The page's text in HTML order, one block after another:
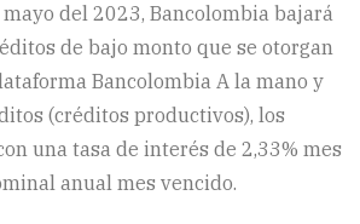
del 2023, Bancolombia bajará
de bajo monto que se otorgan
Bancolombia A la mano y
(créditos productivos), los
una tasa de interés de 2,33% mes
anual mes vencido.